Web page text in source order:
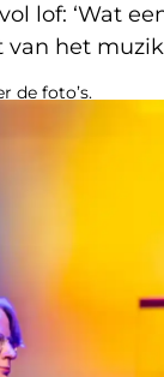
lof: ‘Wat
het
de foto’s.